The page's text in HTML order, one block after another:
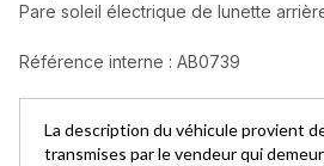
Pare soleil électrique de lunette
Référence interne : AB0739
La description du véhicule provient
transmises par le vendeur qui